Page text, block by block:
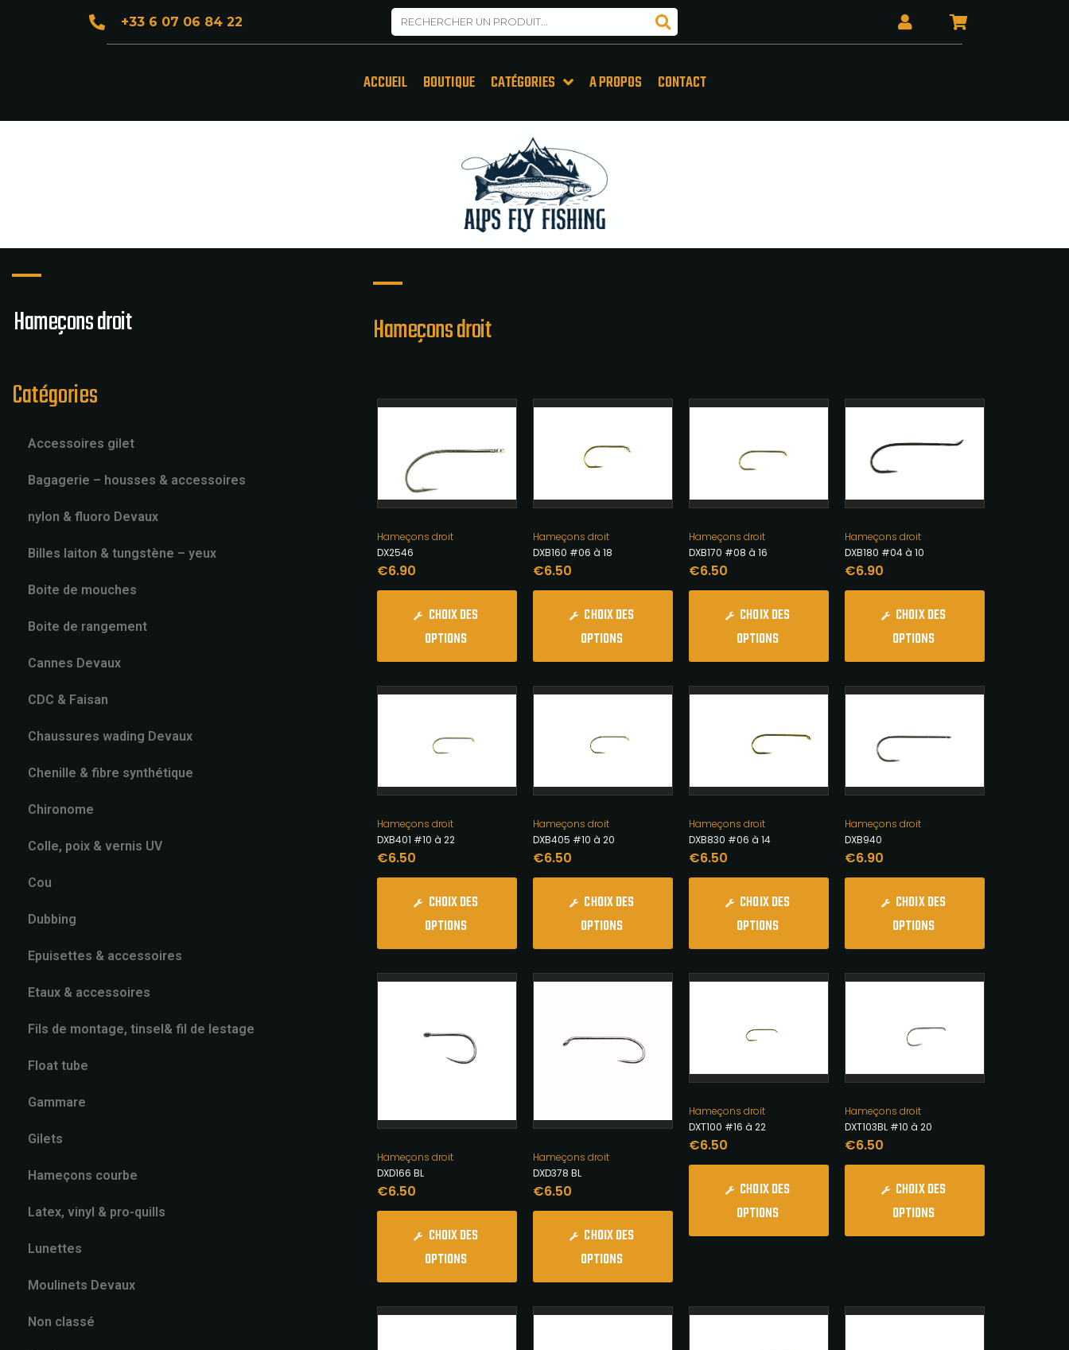
+33 6 07 06 84 22
ACCUEIL BOUTIQUE CATÉGORIES A PROPOS CONTACT
Hameçons droit
Catégories
Accessoires gilet
Bagagerie – housses & accessoires
nylon & fluoro Devaux
Billes laiton & tungstène – yeux
Boite de mouches
Boite de rangement
Cannes Devaux
CDC & Faisan
Chaussures wading Devaux
Chenille & fibre synthétique
Chironome
Colle, poix & vernis UV
Cou
Dubbing
Epuisettes & accessoires
Etaux & accessoires
Fils de montage, tinsel& fil de lestage
Float tube
Gammare
Gilets
Hameçons courbe
Latex, vinyl & pro-quills
Lunettes
Moulinets Devaux
Non classé
Hameçons droit
Hameçons droit
DX2546
€6.90
CHOIX DES
OPTIONS
Hameçons droit
DXB160 #06 à 18
€6.50
CHOIX DES
OPTIONS
Hameçons droit
DXB170 #08 à 16
€6.50
CHOIX DES
OPTIONS
Hameçons droit
DXB180 #04 à 10
€6.90
CHOIX DES
OPTIONS
Hameçons droit
DXB401 #10 à 22
€6.50
CHOIX DES
OPTIONS
Hameçons droit
DXB405 #10 à 20
€6.50
CHOIX DES
OPTIONS
Hameçons droit
DXB830 #06 à 14
€6.50
CHOIX DES
OPTIONS
Hameçons droit
DXB940
€6.90
CHOIX DES
OPTIONS
Hameçons droit
DXD166 BL
€6.50
CHOIX DES
OPTIONS
Hameçons droit
DXD378 BL
€6.50
CHOIX DES
OPTIONS
Hameçons droit
DXT100 #16 à 22
€6.50
CHOIX DES
OPTIONS
Hameçons droit
DXT103BL #10 à 20
€6.50
CHOIX DES
OPTIONS